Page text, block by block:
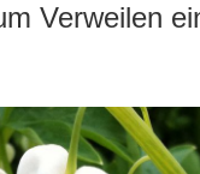
Verweilen